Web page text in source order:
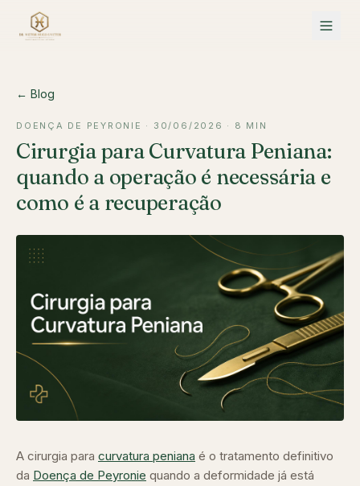
← Blog
DOENÇA DE PEYRONIE · 30/06/2026 · 8 MIN
Cirurgia para Curvatura Peniana:
quando a operação é necessária e
como é a recuperação
A cirurgia para curvatura peniana é o tratamento definitivo
da Doença de Peyronie quando a deformidade já está